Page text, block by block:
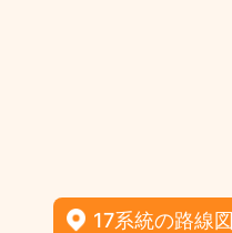
17系統の路線図